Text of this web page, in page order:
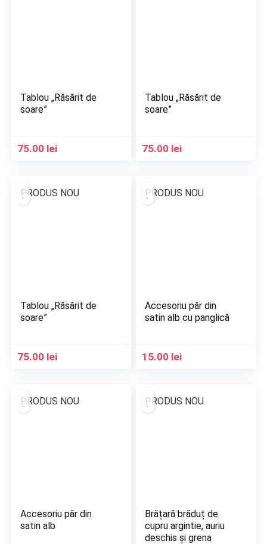
Tablou „Răsărit de
soare”
75.00 lei
Tablou „Răsărit de
soare”
75.00 lei
PRODUS NOU
Tablou „Răsărit de
soare”
75.00 lei
PRODUS NOU
Accesoriu păr din
satin alb cu panglică
15.00 lei
PRODUS NOU
Accesoriu păr din
satin alb
PRODUS NOU
Brățară brăduț de
cupru argintie, auriu
deschis și grena